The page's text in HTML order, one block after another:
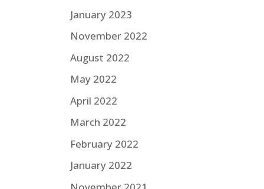
January 2023
November 2022
August 2022
May 2022
April 2022
March 2022
February 2022
January 2022